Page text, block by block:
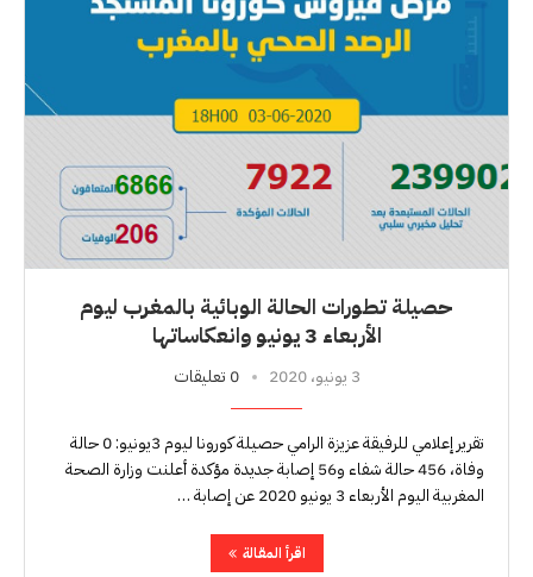
حصيلة تطورات الحالة الوبائية بالمغرب ليوم
الأربعاء 3 يونيو وانعكاساتها
3 يونيو، 2020 0 تعليقات
تقرير إعلامي للرفيقة عزيزة الرامي حصيلة كورونا ليوم 3يونيو: 0 حالة
وفاة، 456 حالة شفاء و56 إصابة جديدة مؤكدة أعلنت وزارة الصحة
المغربية اليوم الأربعاء 3 يونيو 2020 عن إصابة …
اقرأ المقالة